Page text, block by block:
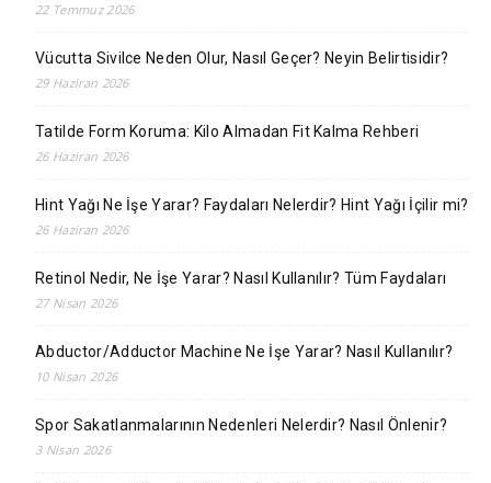
22 Temmuz 2026
Vücutta Sivilce Neden Olur, Nasıl Geçer? Neyin Belirtisidir?
29 Haziran 2026
Tatilde Form Koruma: Kilo Almadan Fit Kalma Rehberi
26 Haziran 2026
Hint Yağı Ne İşe Yarar? Faydaları Nelerdir? Hint Yağı İçilir mi?
26 Haziran 2026
Retinol Nedir, Ne İşe Yarar? Nasıl Kullanılır? Tüm Faydaları
27 Nisan 2026
Abductor/Adductor Machine Ne İşe Yarar? Nasıl Kullanılır?
10 Nisan 2026
Spor Sakatlanmalarının Nedenleri Nelerdir? Nasıl Önlenir?
3 Nisan 2026